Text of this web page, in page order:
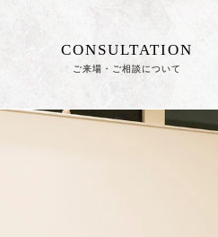
CONSULTATION
ご来場・ご相談について